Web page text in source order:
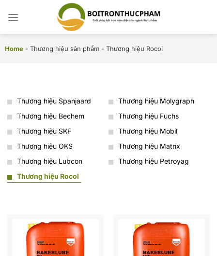
đến
Home - Thương hiệu sản phẩm - Thương hiệu Rocol
Thương hiệu Spanjaard
Thương hiệu Molygraph
Thương hiệu Bechem
Thương hiệu Fuchs
Thương hiệu SKF
Thương hiệu Mobil
Thương hiệu OKS
Thương hiệu Matrix
Thương hiệu Lubcon
Thương hiệu Petroyag
Thương hiệu Rocol